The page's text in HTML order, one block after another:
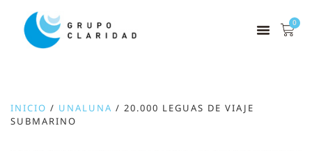
0
INICIO / UNALUNA / 20.000 LEGUAS DE VIAJE
SUBMARINO